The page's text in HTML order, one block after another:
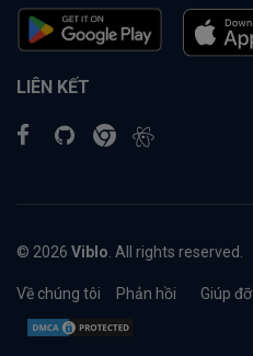
LIÊN KẾT
© 2026 Viblo . All rights reserved.
Về chúng tôi Phản hồi Giúp đỡ